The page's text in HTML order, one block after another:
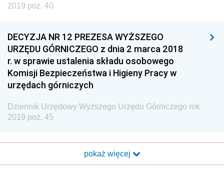
Dziennik Urzędowy Ministra Rodziny i Polityki
Dziennik Urzędowy Komendy Głównej Straży
Granicznej
Dziennik Urzędowy Głównego Inspektoratu Transportu
Drogowego
Dziennik Urzędowy Komendy Głównej Policji
Dziennik Urzędowy Ministra Transportu, Budownictwa
2019 poz. 40
DECYZJA NR 12 PREZESA WYŻSZEGO
URZĘDU GÓRNICZEGO z dnia 2 marca 2018
r. w sprawie ustalenia składu osobowego
Komisji Bezpieczeństwa i Higieny Pracy w
urzędach górniczych
Dziennik Urzędowy Wyższego Urzędu Górniczego rok
2019 poz. 45
pokaż więcej